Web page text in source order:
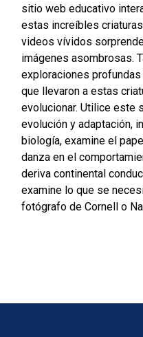
sitio web educativo
estas increíbles
videos vívidos
imágenes asombrosas.
exploraciones
que llevaron a estas
evolucionar. Utilice este
evolución y adaptación,
biología, examine el
danza en el
deriva continental
examine lo que se
fotógrafo de Cornell o